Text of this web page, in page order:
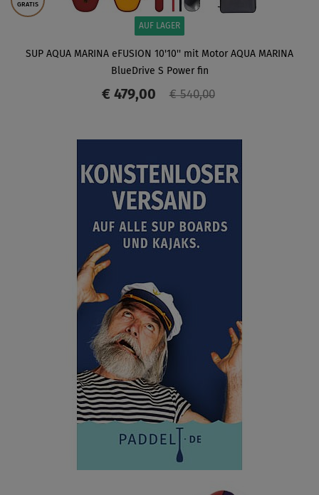
GRATIS
AUF LAGER
SUP AQUA MARINA eFUSION 10'10'' mit Motor AQUA MARINA
BlueDrive S Power fin
€ 479,00 € 540,00